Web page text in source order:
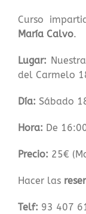
Curso
María Calvo.
Lugar:
del Carmelo
Día: Sábado
Hora: De
Precio: 25€
Hacer las
Telf: 93 407